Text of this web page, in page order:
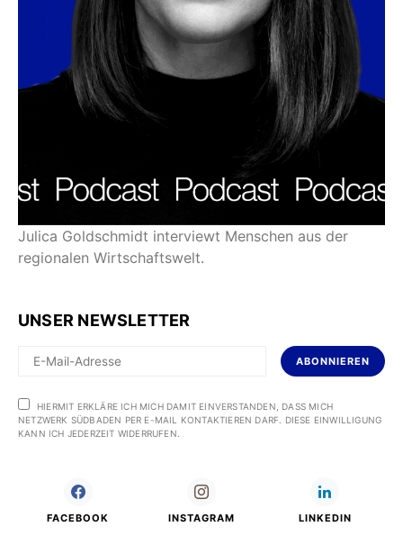
Julica Goldschmidt interviewt Menschen aus der
regionalen Wirtschaftswelt.
UNSER NEWSLETTER
ABONNIEREN
HIERMIT ERKLÄRE ICH MICH DAMIT EINVERSTANDEN, DASS MICH
NETZWERK SÜDBADEN PER E-MAIL KONTAKTIEREN DARF. DIESE EINWILLIGUNG
KANN ICH JEDERZEIT WIDERRUFEN.
FACEBOOK INSTAGRAM LINKEDIN